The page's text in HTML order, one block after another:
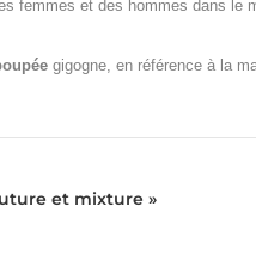
femmes et des hommes dans le
gigogne, en référence à la
et mixture »